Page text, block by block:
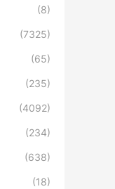
(8)
(7325)
(65)
(235)
(4092)
(234)
(638)
(18)